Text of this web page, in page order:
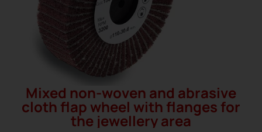
Mixed non-woven and abrasive
cloth flap wheel with flanges for
the jewellery area